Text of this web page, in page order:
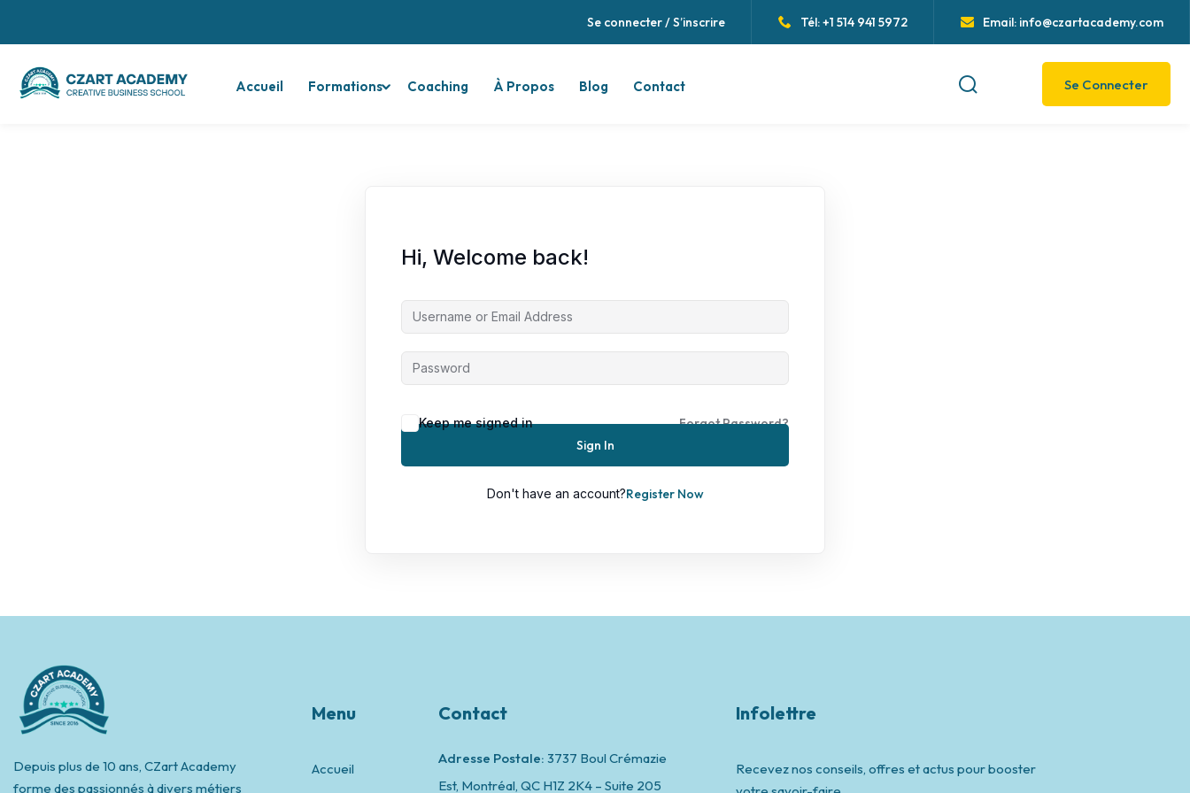
Se connecter / S’inscrire Tél: +1 514 941 5972 Email: info@czartacademy.com
Accueil Formations Coaching À Propos Blog Contact Se Connecter
Hi, Welcome back!
Keep me signed in
Forgot Password?
Sign In
Don't have an account?Register Now
Depuis plus de 10 ans, CZart Academy
forme des passionnés à divers métiers
Menu
Accueil
Contact
Adresse Postale: 3737 Boul Crémazie
Est, Montréal, QC H1Z 2K4 – Suite 205
Infolettre
Recevez nos conseils, offres et actus pour booster
Don’t have an account?